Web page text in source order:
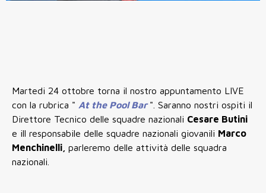
Martedi 24 ottobre torna il nostro appuntamento LIVE
con la rubrica " At the Pool Bar". Saranno nostri ospiti il
Direttore Tecnico delle squadre nazionali Cesare Butini
e ill responsabile delle squadre nazionali giovanili Marco
Menchinelli, parleremo delle attività delle squadra
nazionali.